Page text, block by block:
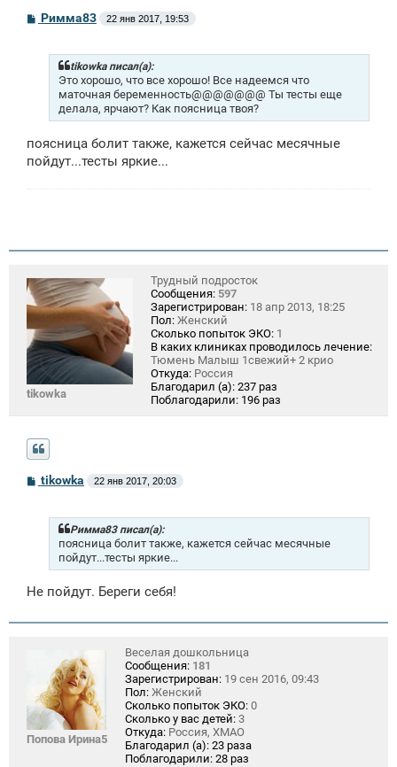
С
о
Римма83 22 янв 2017, 19:53
tikowka писал(а):
Это хорошо, что все хорошо! Все надеемся что
маточная беременность@@@@@@@ Ты тесты еще
делала, ярчают? Как поясница твоя?
поясница болит также, кажется сейчас месячные
пойдут...тесты яркие...
tikowka
Трудный подросток
Сообщения: 597
Зарегистрирован: 18 апр 2013, 18:25
Пол: Женский
Сколько попыток ЭКО: 1
В каких клиниках проводилось лечение:
Тюмень Малыш 1свежий+ 2 крио
Откуда: Россия
Благодарил (а): 237 раз
Поблагодарили: 196 раз
Сtikowka 22 янв 2017, 20:03
Римма83 писал(а):
поясница болит также, кажется сейчас месячные
пойдут...тесты яркие...
Не пойдут. Береги себя!
Попова Ирина5
Веселая дошкольница
Сообщения: 181
Зарегистрирован: 19 сен 2016, 09:43
Пол: Женский
Сколько попыток ЭКО: 0
Сколько у вас детей: 3
Откуда: Россия, ХМАО
Благодарил (а): 23 раза
Поблагодарили: 28 раз